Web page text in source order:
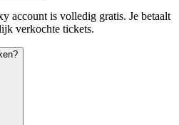
account is volledig gratis. Je betaalt
verkochte tickets.